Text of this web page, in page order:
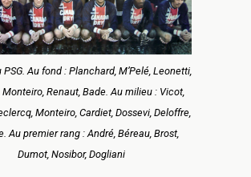
PSG. Au fond : Planchard, M’Pelé, Leonetti,
Monteiro, Renaut, Bade. Au milieu : Vicot,
Monteiro, Cardiet, Dossevi, Deloffre,
Au premier rang : André, Béreau, Brost,
Dumot, Nosibor, Dogliani